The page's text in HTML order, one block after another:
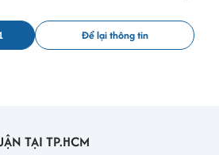
Để lại thông tin
TẠI TP.HCM